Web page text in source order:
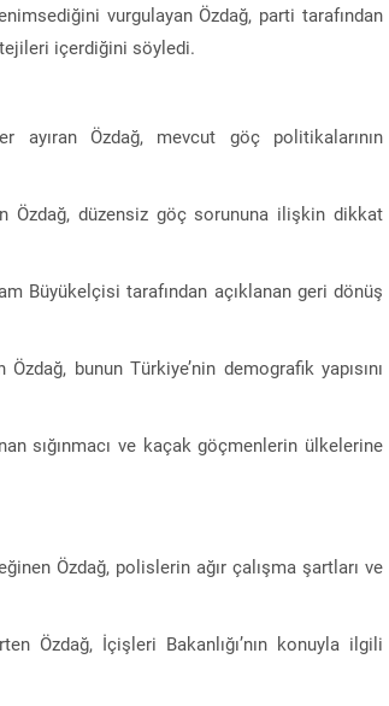
vurgulayan Özdağ, parti tarafından
içerdiğini söyledi.
ayıran Özdağ, mevcut göç politikalarının
Özdağ, düzensiz göç sorununa ilişkin dikkat
Büyükelçisi tarafından açıklanan geri dönüş
bunun Türkiye’nin demografik yapısını
sığınmacı ve kaçak göçmenlerin ülkelerine
Özdağ, polislerin ağır çalışma şartları ve
Özdağ, İçişleri Bakanlığı’nın konuyla ilgili